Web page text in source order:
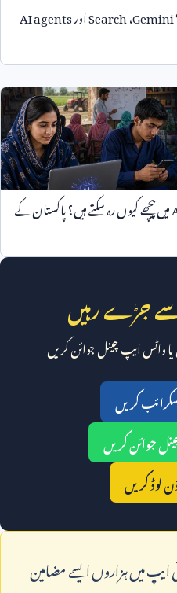
Gemini،SearchاورAI agents
میں پیچھے کیوں رہ سکتے ہیں؟ پاکستان کے
جڑے رہیں
یا واٹس ایپ چینل جوائن کریں
کریں
جوائن کریں
لوڈ کریں
ايپ ميں ہزاروں ايسے مضامين